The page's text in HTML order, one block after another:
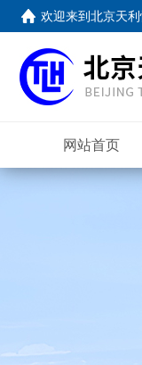
欢迎来到北京天
网站首页